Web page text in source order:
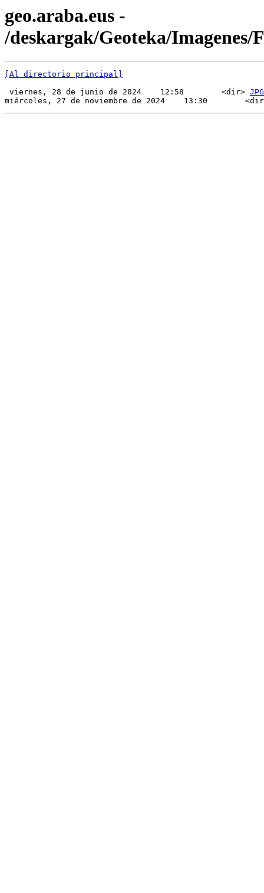
geo.araba.eus -
/deskargak/Geoteka/Imagenes/
[Al directorio principal]
viernes, 28 de junio de 2024    12:58        <dir> JPG
miércoles, 27 de noviembre de 2024    13:30